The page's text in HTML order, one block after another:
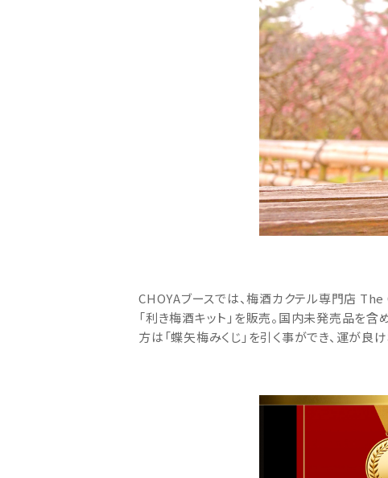
CHOYAブースでは、梅酒カクテル専門店
「利き梅酒キット」を販売。国内未発売品を
方は「蝶矢梅みくじ」を引く事ができ、運が良